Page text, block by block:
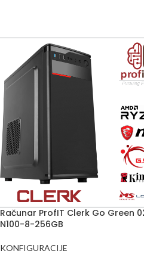
Računar ProfIT Clerk Go Green
N100-8-256GB
KONFIGURACIJE